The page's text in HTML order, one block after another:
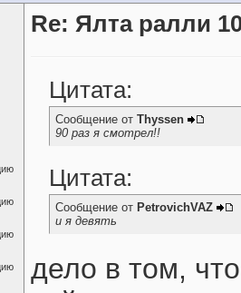
Re: Ялта ралли
Цитата:
Сообщение от Thyssen
90 раз я смотрел!!
Цитата:
Сообщение от PetrovichVAZ
и я девять
дело в том,